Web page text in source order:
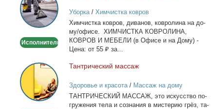
ковров
на
дому/
Исполнитель
Уборка/ Химчистка ковров
Хим­чист­ка ков­ров, ди­ва­нов, ков­ро­ли­на на до­
му/офи­се. ХИМЧИСТКА КОВРОЛИНА,
КОВРОВ И МЕБЕЛИ (в Офи­се и на До­му) -
Це­на: от 55 ₽ за...
Тантрический
массаж
Тан­три­че­ский мас­саж
Здоровье и красота/ Массаж на дому
ТАНТРИЧЕСКИЙ МАССАЖ, это ис­кус­ство по­
гру­же­ния те­ла и со­зна­ния в ми­сте­рию грёз, та­